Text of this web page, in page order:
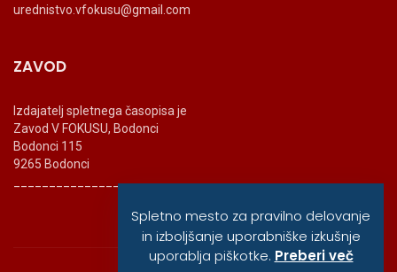
urednistvo.vfokusu@gmail.com
ZAVOD
Izdajatelj spletnega časopisa je
Zavod V FOKUSU, Bodonci
Bodonci 115
9265 Bodonci
_______________________
Spletno mesto za pravilno delovanje
in izboljšanje uporabniške izkušnje
uporablja piškotke. Preberi več